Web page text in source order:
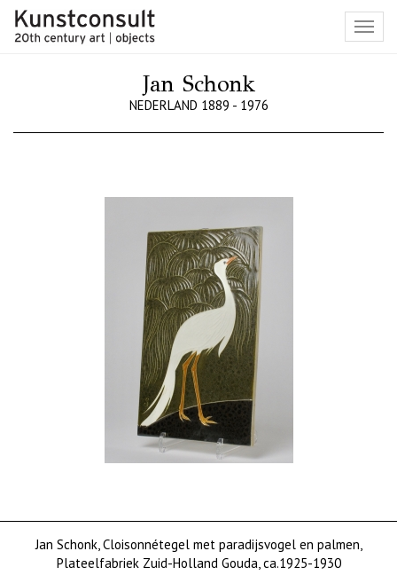
Jan Schonk
NEDERLAND 1889 - 1976
Jan Schonk, Cloisonnétegel met paradijsvogel en palmen,
Plateelfabriek Zuid-Holland Gouda, ca.1925-1930